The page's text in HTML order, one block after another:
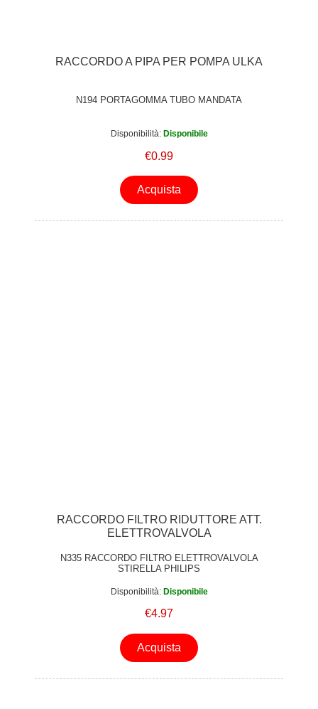
RACCORDO A PIPA PER POMPA ULKA
N194 PORTAGOMMA TUBO MANDATA
Disponibilità: Disponibile
€0.99
Acquista
RACCORDO FILTRO RIDUTTORE ATT.
ELETTROVALVOLA
N335 RACCORDO FILTRO ELETTROVALVOLA
STIRELLA PHILIPS
Disponibilità: Disponibile
€4.97
Acquista